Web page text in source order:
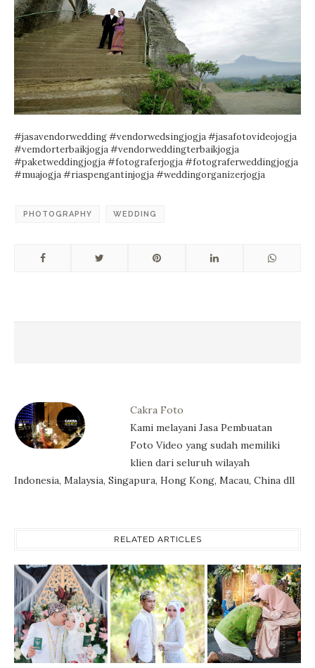
#jasavendorwedding #vendorwedsingjogja #jasafotovideojogja
#vemdorterbaikjogja #vendorweddingterbaikjogja
#paketweddingjogja #fotograferjogja #fotograferweddingjogja
#muajogja #riaspengantinjogja #weddingorganizerjogja
PHOTOGRAPHY WEDDING
Cakra Foto
Kami melayani Jasa Pembuatan
Foto Video yang sudah memiliki
klien dari seluruh wilayah
Indonesia, Malaysia, Singapura, Hong Kong, Macau, China dll
RELATED ARTICLES